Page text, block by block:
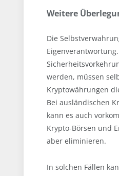
Weitere
Die
werden, müssen
Kryptowährungen
Bei ausländischen
kann es auch
Krypto-Börsen und
aber eliminieren.
In solchen Fällen